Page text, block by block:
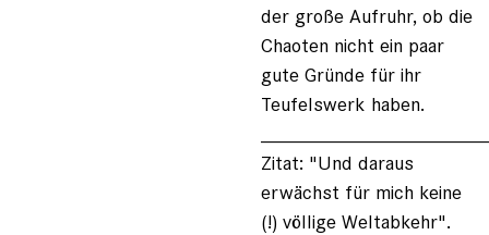
der große Aufruhr, ob die
Chaoten nicht ein paar
gute Gründe für ihr
Teufelswerk haben.
Zitat: "Und daraus
erwächst für mich keine
(!) völlige Weltabkehr".